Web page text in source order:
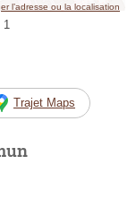
l’adresse ou la localisation
Trajet Maps